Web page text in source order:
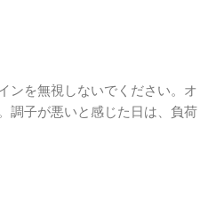
ンを無視しないでください。オ
調子が悪いと感じた日は、負荷